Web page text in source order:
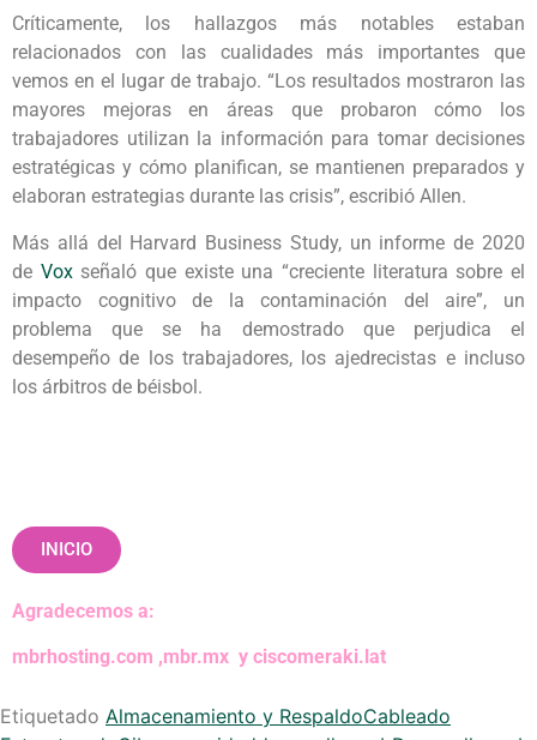
Críticamente, los hallazgos más notables estaban
relacionados con las cualidades más importantes que
vemos en el lugar de trabajo. “Los resultados mostraron las
mayores mejoras en áreas que probaron cómo los
trabajadores utilizan la información para tomar decisiones
estratégicas y cómo planifican, se mantienen preparados y
elaboran estrategias durante las crisis”, escribió Allen.
Más allá del Harvard Business Study, un informe de 2020
de Voxseñaló que existe una “creciente literatura sobre el
impacto cognitivo de la contaminación del aire”, un
problema que se ha demostrado que perjudica el
desempeño de los trabajadores, los ajedrecistas e incluso
los árbitros de béisbol.
INICIO
Agradecemos a:
mbrhosting.com ,mbr.mx y ciscomeraki.lat
Etiquetado Almacenamiento y RespaldoCableado